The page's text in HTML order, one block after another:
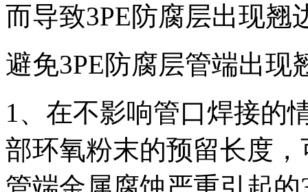
而导致3PE防腐层出现翘
避免3PE防腐层管端出现
1、在不影响管口焊接的
部环氧粉末的预留长度